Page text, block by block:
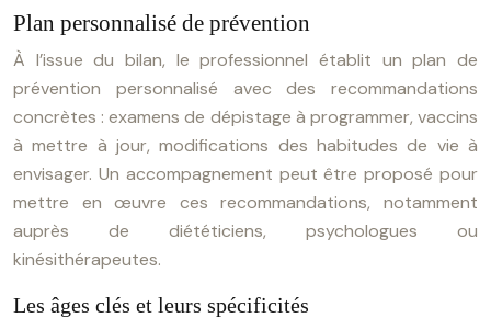
Plan personnalisé de prévention
À l’issue du bilan, le professionnel établit un plan de
prévention personnalisé avec des recommandations
concrètes : examens de dépistage à programmer, vaccins
à mettre à jour, modifications des habitudes de vie à
envisager. Un accompagnement peut être proposé pour
mettre en œuvre ces recommandations, notamment
auprès de diététiciens, psychologues ou
kinésithérapeutes.
Les âges clés et leurs spécificités